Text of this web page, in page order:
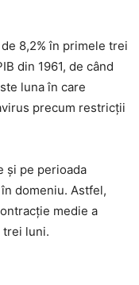
8,2% în primele trei
din 1961, de când
luna în care
precum restricții
și pe perioada
domeniu. Astfel,
medie a
trei luni.